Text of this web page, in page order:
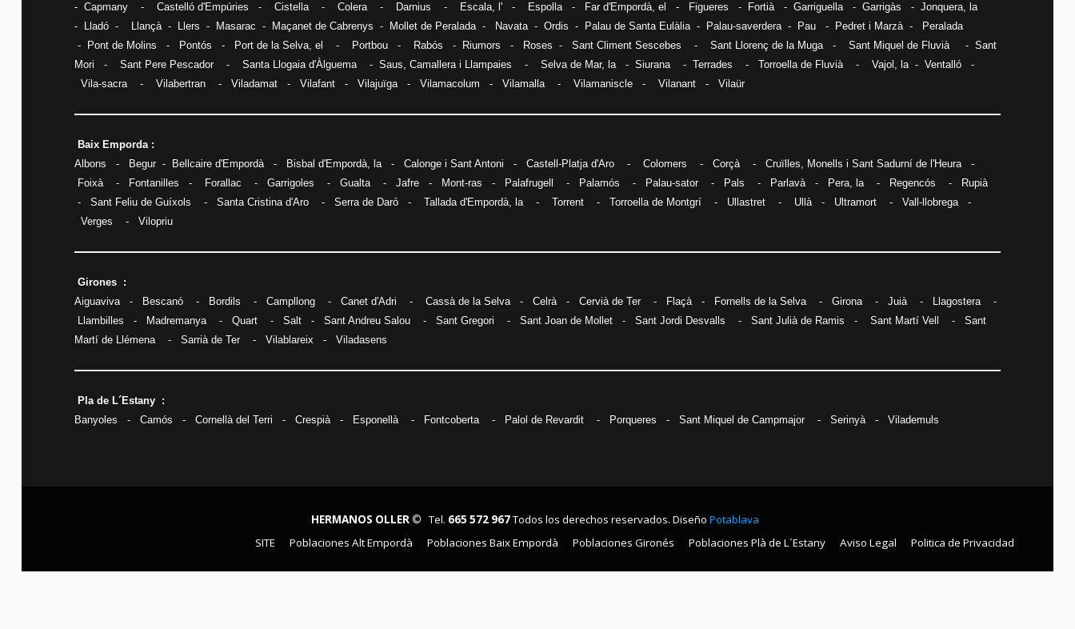
- Capmany- Castelló d'Empúries - Cistella- Colera- Darnius - Escala, l ' - Espolla- Far d'Empordà, el - Figueres - Fortià- Garriguella- Garrigàs - Jonquera, la
-
Lladó- Llançà- Llers - Masarac - Maçanet de Cabrenys - Mollet de Peralada- Navata- Ordis - Palau de Santa Eulàlia- Palau-saverdera - Pau - Pedret i Marzà-
Peralada
-
Pont de Molins - Pontós - Port de la Selva, el - Portbou- Rabós - Riumors - Roses - Sant Climent Sescebes - Sant Llorenç de la Muga- Sant Miquel de Fluvià- Sant
Mori - Sant Pere Pescador- Santa Llogaia d'Àlguema- Saus, Camallera i Llampaies - Selva de Mar, la- Siurana- Terrades - Torroella de Fluvià- Vajol, la- Ventalló-
Vila-sacra- Vilabertran- Viladamat- Vilafant- Vilajuïga- Vilamacolum - Vilamalla- Vilamaniscle - Vilanant- Vilaür
Baix Emporda :
Albons
- Begur- Bellcaire d'Empordà- Bisbal d'Empordà, la- Calonge i Sant Antoni - Castell-Platja d'Aro- Colomers - Corçà- Cruïlles, Monells i Sant Sadurní de l'Heura-
Foixà- Fontanilles - Forallac - Garrigoles - Gualta- Jafre- Mont-ras - Palafrugell - Palamós - Palau-sator - Pals - Parlavà- Pera, la- Regencós -
Rupià
- Sant Feliu de Guíxols - Santa Cristina d'Aro- Serra de Daró- Tallada d'Empordà, la- Torrent - Torroella de Montgrí- Ullastret- Ullà- Ultramort - Vall-llobrega-
Verges - Vilopriu
Girones :
Aiguaviva- Bescanó- Bordils - Campllong- Canet d'Adri - Cassà de la Selva- Celrà- Cervià de Ter- Flaçà- Fornells de la Selva- Girona- Juià- Llagostera-
Llambilles - Madremanya- Quart- Salt- Sant Andreu Salou- Sant Gregori - Sant Joan de Mollet- Sant Jordi Desvalls - Sant Julià de Ramis - Sant Martí Vell - Sant
Martí de Llémena- Sarrià de Ter- Vilablareix - Viladasens
Pla de L´Estany :
Banyoles - Camós - Cornellà del Terri - Crespià- Esponellà - Fontcoberta- Palol de Revardit- Porqueres - Sant Miquel de Campmajor - Serinyà- Vilademuls
HERMANOS OLLER © Tel. 665 572 967Todos los derechos reservados. Diseño Potablava
SITE
Poblaciones Alt Empordà Poblaciones Baix Empordà Poblaciones Gironés Poblaciones Plà de L´Estany Aviso Legal Politica de Privacidad